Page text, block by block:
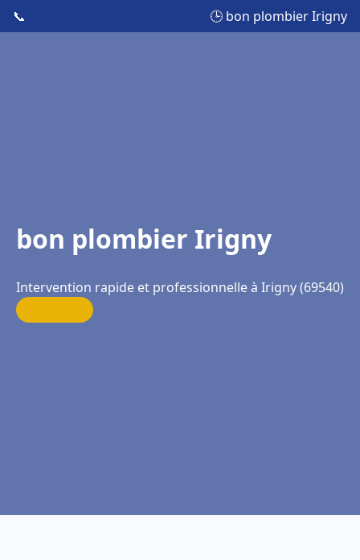
📞 🕒 bon plombier Irigny
bon plombier Irigny
Intervention rapide et professionnelle à Irigny (69540)